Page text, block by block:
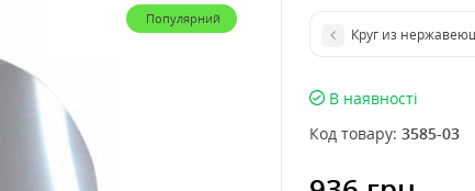
Популярний
Круг из
В наявності
Код товару: 3585-03